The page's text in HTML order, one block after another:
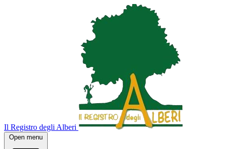
Il Registro degli Alberi
Open menu